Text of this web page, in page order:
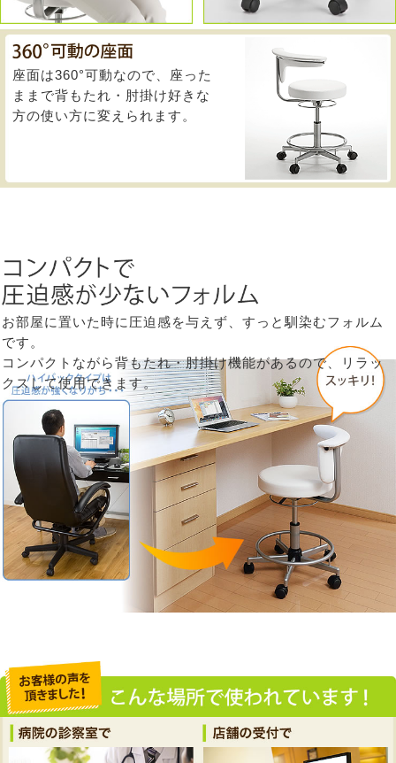
座面は360°可動なので、座った
ままで背もたれ・肘掛け好きな
方の使い方に変えられます。
お部屋に置いた時に圧迫感を与えず、すっと馴染むフォルム
です。
コンパクトながら背もたれ・肘掛け機能があるので、リラッ
クスして使用できます。